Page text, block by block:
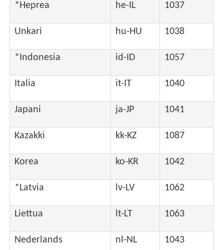
*Heprea he-IL 1037
Unkari hu-HU 1038
*Indonesia id-ID 1057
Italia it-IT 1040
Japani ja-JP 1041
Kazakki kk-KZ 1087
Korea ko-KR 1042
*Latvia lv-LV 1062
Liettua lt-LT 1063
Nederlands nl-NL 1043